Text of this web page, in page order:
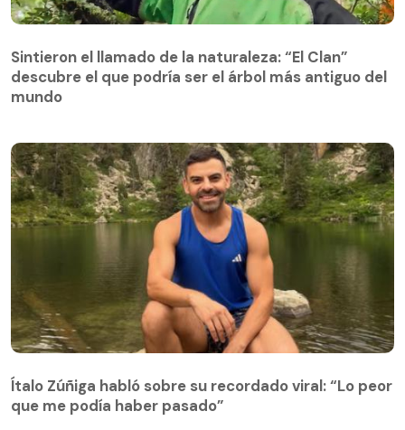
descubre el que podría ser el árbol más antiguo del
mundo
Sintieron el llamado de la naturaleza: “El Clan”
descubre el que podría ser el árbol más antiguo del
mundo
Ítalo Zúñiga habló sobre su recordado viral: “Lo peor
que me podía haber pasado”